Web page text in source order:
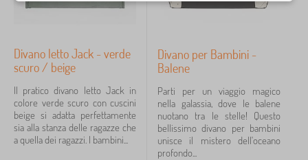
per un ragazzo
2
per una ragazza
Prezzo
43 €
Divano letto Jack - verde
scuro / beige
Il pratico divano letto Jack in
colore verde scuro con cuscini
beige si adatta perfettamente
sia alla stanza delle ragazze che
a quella dei ragazzi. I bambini...
Divano per Bambini -
Balene
Parti per un viaggio magico
nella galassia, dove le balene
nuotano tra le stelle! Questo
bellissimo divano per bambini
unisce il mistero dell'oceano
profondo...